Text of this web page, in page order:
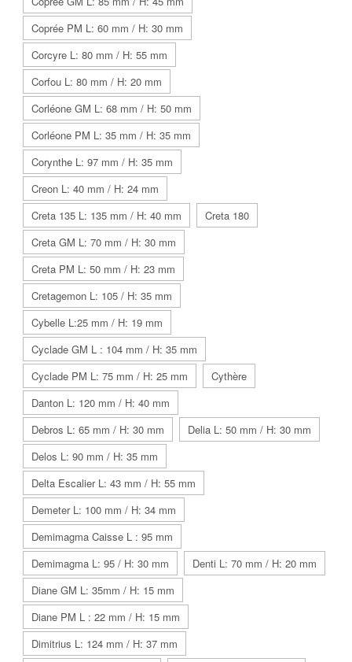
Coprée PM L: 60 mm / H: 30 mm
Corcyre L: 80 mm / H: 55 mm
Corfou L: 80 mm / H: 20 mm
Corléone GM L: 68 mm / H: 50 mm
Corléone PM L: 35 mm / H: 35 mm
Corynthe L: 97 mm / H: 35 mm
Creon L: 40 mm / H: 24 mm
Creta 135 L: 135 mm / H: 40 mm
Creta 180
Creta GM L: 70 mm / H: 30 mm
Creta PM L: 50 mm / H: 23 mm
Cretagemon L: 105 / H: 35 mm
Cybelle L:25 mm / H: 19 mm
Cyclade GM L : 104 mm / H: 35 mm
Cyclade PM L: 75 mm / H: 25 mm
Cythère
Danton L: 120 mm / H: 40 mm
Debros L: 65 mm / H: 30 mm
Delia L: 50 mm / H: 30 mm
Delos L: 90 mm / H: 35 mm
Delta Escalier L: 43 mm / H: 55 mm
Demeter L: 100 mm / H: 34 mm
Demimagma Caisse L : 95 mm
Demimagma L: 95 / H: 30 mm
Denti L: 70 mm / H: 20 mm
Diane GM L: 35mm / H: 15 mm
Diane PM L : 22 mm / H: 15 mm
Dimitrius L: 124 mm / H: 37 mm